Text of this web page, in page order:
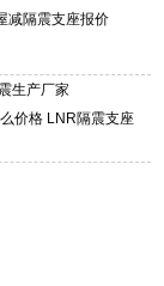
：衡水高新
经验，国标
支座，资
供货、安
方工业基地
。
减隔震支座报价
生产厂家
价格 LNR隔震支座